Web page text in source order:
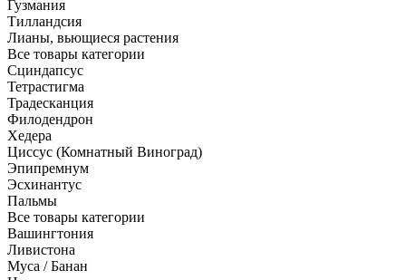
Гузмания
Тилландсия
Лианы, вьющиеся растения
Все товары категории
Сциндапсус
Тетрастигма
Традесканция
Филодендрон
Хедера
Циссус (Комнатный Виноград)
Эпипремнум
Эсхинантус
Пальмы
Все товары категории
Вашингтония
Ливистона
Муса / Банан